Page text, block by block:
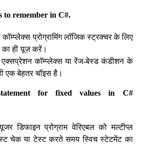
to remember in C#.
कॉम्प्लेक्स प्रोग्रामिंग लॉजिक स्ट्रक्चर के लिए
का ही यूज़ करें।
एक्सप्रेशन कॉम्प्लेक्स या रेंज-बेस्ड कंडीशन के
एक बेहतर चॉइस है।
for fixed values ​​in C#
डिफाइन प्रोग्राम वेरिएबल को मल्टीप्ल
चेक या टेस्ट करते समय स्विच स्टेटमेंट का